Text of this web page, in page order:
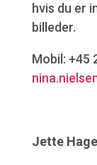
hvis du er
billeder.
Mobil: +45
Jette